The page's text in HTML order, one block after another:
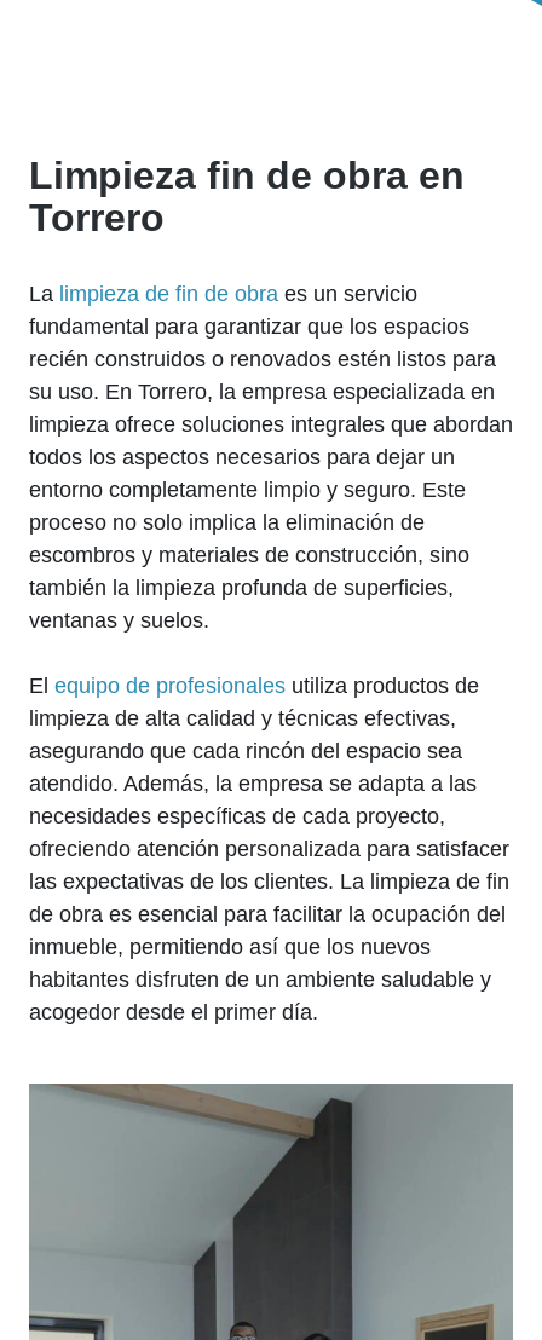
Limpieza fin de obra en
Torrero
La limpieza de fin de obra es un servicio
fundamental para garantizar que los espacios
recién construidos o renovados estén listos para
su uso. En Torrero, la empresa especializada en
limpieza ofrece soluciones integrales que abordan
todos los aspectos necesarios para dejar un
entorno completamente limpio y seguro. Este
proceso no solo implica la eliminación de
escombros y materiales de construcción, sino
también la limpieza profunda de superficies,
ventanas y suelos.
El equipo de profesionales utiliza productos de
limpieza de alta calidad y técnicas efectivas,
asegurando que cada rincón del espacio sea
atendido. Además, la empresa se adapta a las
necesidades específicas de cada proyecto,
ofreciendo atención personalizada para satisfacer
las expectativas de los clientes. La limpieza de fin
de obra es esencial para facilitar la ocupación del
inmueble, permitiendo así que los nuevos
habitantes disfruten de un ambiente saludable y
acogedor desde el primer día.